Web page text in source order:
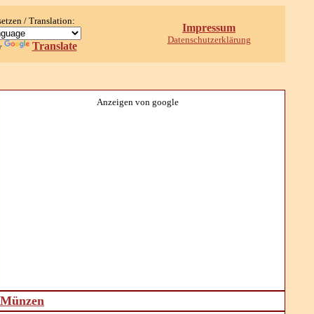
/ Translation:
Translate
Impressum
Datenschutzerklärung
Anzeigen von google